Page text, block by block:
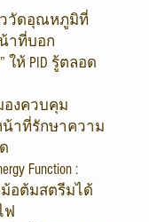
ตัววัดอุณหภูมิที่
าที่บอก
ให้ PID รู้ตลอด
มองควบคุม
าที่รักษาความ
Function :
อต้มสตรีมได้
ฟ